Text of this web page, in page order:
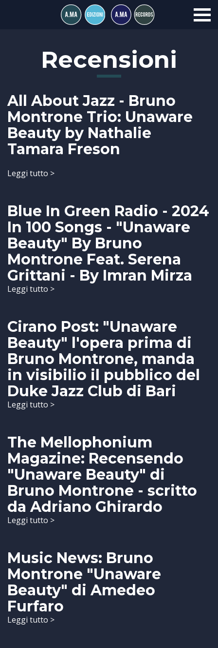
Recensioni
All About Jazz - Bruno
Montrone Trio: Unaware
Beauty by Nathalie
Tamara Freson
Leggi tutto >
Blue In Green Radio - 2024
In 100 Songs - "Unaware
Beauty" By Bruno
Montrone Feat. Serena
Grittani - By Imran Mirza
Leggi tutto >
Cirano Post: "Unaware
Beauty" l'opera prima di
Bruno Montrone, manda
in visibilio il pubblico del
Duke Jazz Club di Bari
Leggi tutto >
The Mellophonium
Magazine: Recensendo
"Unaware Beauty" di
Bruno Montrone - scritto
da Adriano Ghirardo
Leggi tutto >
Music News: Bruno
Montrone "Unaware
Beauty" di Amedeo
Furfaro
Leggi tutto >